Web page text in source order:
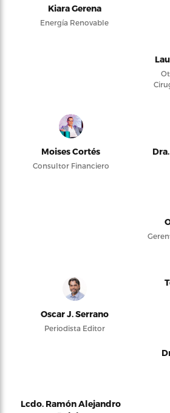
Kiara Gerena
Energía Renovable
Moises Cortés
Consultor Financiero
Oscar J. Serrano
Periodista Editor
Lcdo. Ramón Alejandro